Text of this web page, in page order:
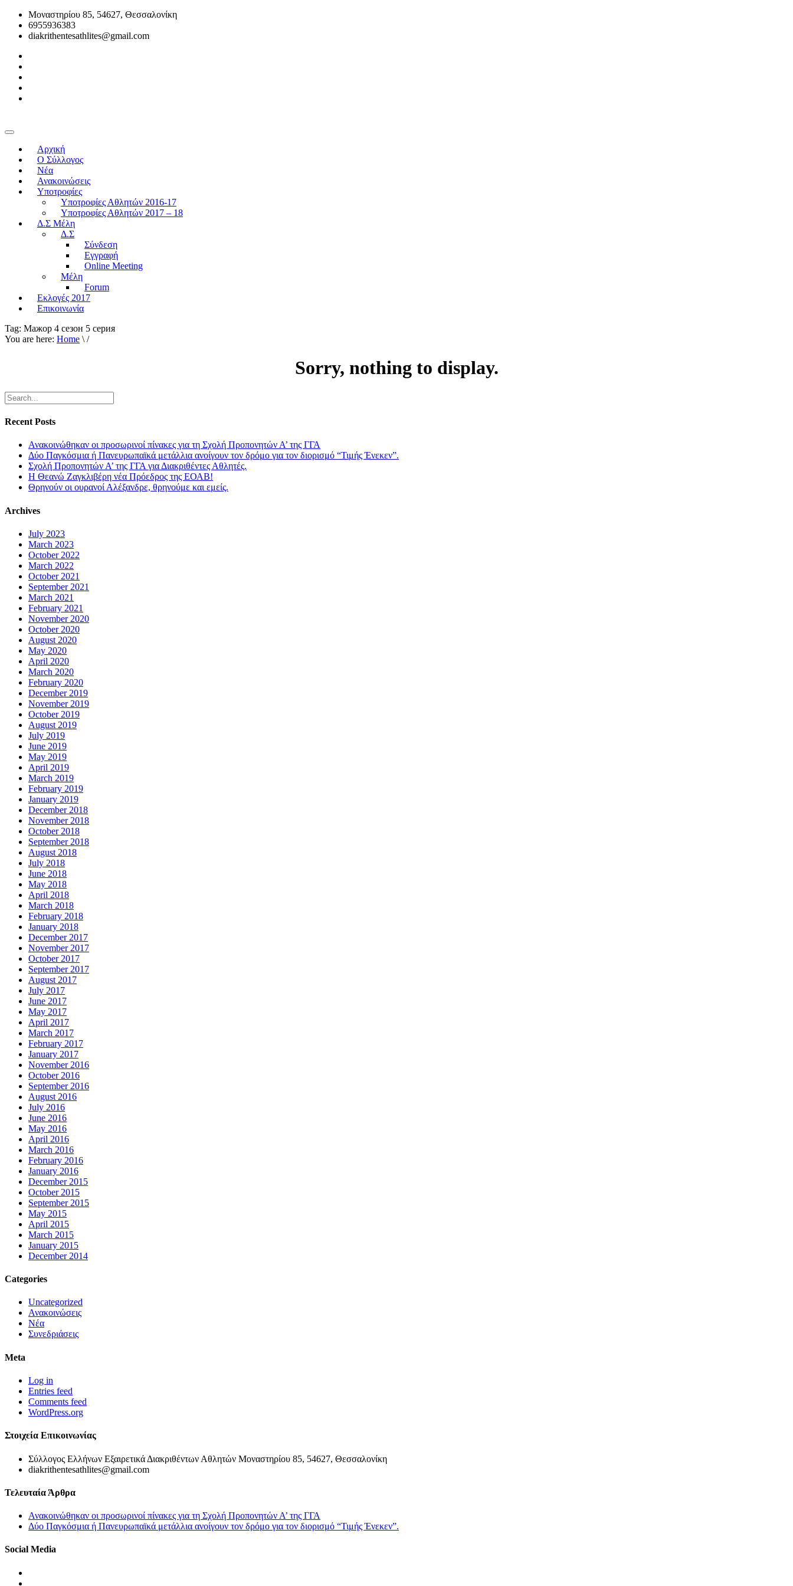
Μοναστηρίου 85, 54627, Θεσσαλονίκη
6955936383
diakrithentesathlites@gmail.com
Αρχική
O Σύλλογος
Νέα
Ανακοινώσεις
Υποτροφίες
Υποτροφίες Αθλητών 2016-17
Υποτροφίες Αθλητών 2017 – 18
Δ.Σ Μέλη
Δ.Σ
Σύνδεση
Εγγραφή
Online Meeting
Μέλη
Forum
Εκλογές 2017
Επικοινωνία
Tag: Мажор 4 сезон 5 серия
You are here: Home \ /
Sorry, nothing to display.
Recent Posts
Ανακοινώθηκαν οι προσωρινοί πίνακες για τη Σχολή Προπονητών Α’ της ΓΓΑ
Δύο Παγκόσμια ή Πανευρωπαϊκά μετάλλια ανοίγουν τον δρόμο για τον διορισμό “Τιμής Ένεκεν”.
Σχολή Προπονητών Α’ της ΓΓΑ για Διακριθέντες Αθλητές.
Η Θεανώ Ζαγκλιβέρη νέα Πρόεδρος της ΕΟΑΒ!
Θρηνούν οι ουρανοί Αλέξανδρε, θρηνούμε και εμείς.
Archives
July 2023
March 2023
October 2022
March 2022
October 2021
September 2021
March 2021
February 2021
November 2020
October 2020
August 2020
May 2020
April 2020
March 2020
February 2020
December 2019
November 2019
October 2019
August 2019
July 2019
June 2019
May 2019
April 2019
March 2019
February 2019
January 2019
December 2018
November 2018
October 2018
September 2018
August 2018
July 2018
June 2018
May 2018
April 2018
March 2018
February 2018
January 2018
December 2017
November 2017
October 2017
September 2017
August 2017
July 2017
June 2017
May 2017
April 2017
March 2017
February 2017
January 2017
November 2016
October 2016
September 2016
August 2016
July 2016
June 2016
May 2016
April 2016
March 2016
February 2016
January 2016
December 2015
October 2015
September 2015
May 2015
April 2015
March 2015
January 2015
December 2014
Categories
Uncategorized
Ανακοινώσεις
Νέα
Συνεδριάσεις
Meta
Log in
Entries feed
Comments feed
WordPress.org
Στοιχεία Επικοινωνίας
Σύλλογος Ελλήνων Εξαιρετικά Διακριθέντων Αθλητών Μοναστηρίου 85, 54627, Θεσσαλονίκη
diakrithentesathlites@gmail.com
Τελευταία Άρθρα
Ανακοινώθηκαν οι προσωρινοί πίνακες για τη Σχολή Προπονητών Α’ της ΓΓΑ
Δύο Παγκόσμια ή Πανευρωπαϊκά μετάλλια ανοίγουν τον δρόμο για τον διορισμό “Τιμής Ένεκεν”.
Social Media